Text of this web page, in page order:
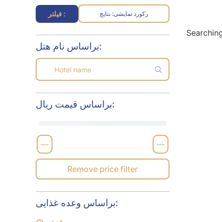
فیلتر : نتایج :رکورد نمایشی
براساس نام هتل:
براساس قیمت ریال:
—
—
Remove price filter
براساس وعده غذایی: